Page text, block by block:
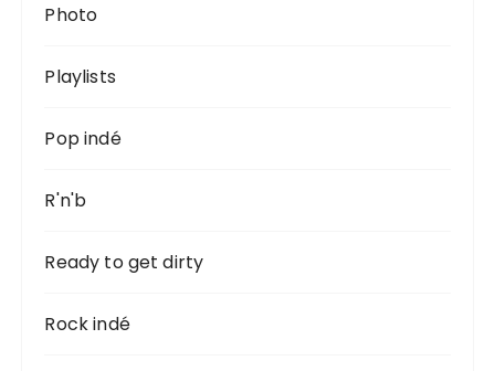
Photo
Playlists
Pop indé
R'n'b
Ready to get dirty
Rock indé